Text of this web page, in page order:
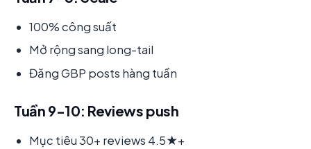
100% công suất
Mở rộng sang long-tail
Đăng GBP posts hàng tuần
Tuần 9-10: Reviews push
Mục tiêu 30+ reviews 4.5★+